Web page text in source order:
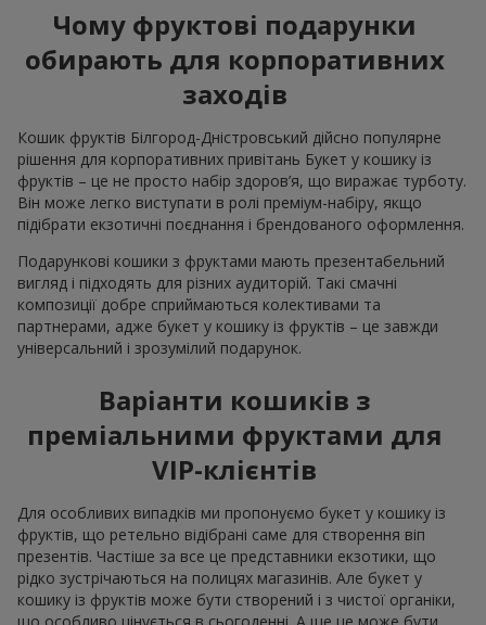
Чому фруктові подарунки
обирають для корпоративних
заходів
Кошик фруктів Білгород-Дністровський дійсно популярне
рішення для корпоративних привітань Букет у кошику із
фруктів – це не просто набір здоров’я, що виражає турботу.
Він може легко виступати в ролі преміум-набіру, якщо
підібрати екзотичні поєднання і брендованого оформлення.
Подарункові кошики з фруктами мають презентабельний
вигляд і підходять для різних аудиторій. Такі смачні
композиції добре сприймаються колективами та
партнерами, адже букет у кошику із фруктів – це завжди
універсальний і зрозумілий подарунок.
Варіанти кошиків з
преміальними фруктами для
VIP-клієнтів
Для особливих випадків ми пропонуємо букет у кошику із
фруктів, що ретельно відібрані саме для створення віп
презентів. Частіше за все це представники екзотики, що
рідко зустрічаються на полицях магазинів. Але букет у
кошику із фруктів може бути створений і з чистої органіки,
що особливо цінується в сьогоденні. А ще це може бути